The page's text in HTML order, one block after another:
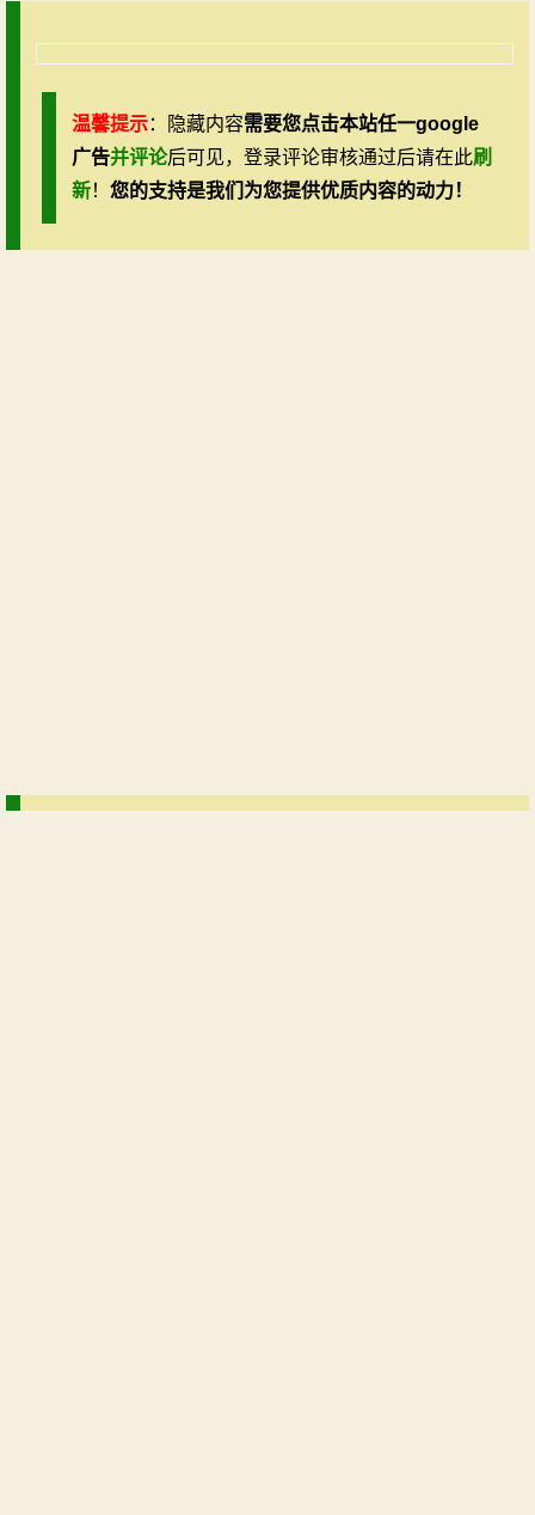
直
源
温馨提示：隐藏内容需要您点击本站任一google
广告并评论后可见，登录评论审核通过后请在此刷
新！ 您的支持是我们为您提供优质内容的动力！